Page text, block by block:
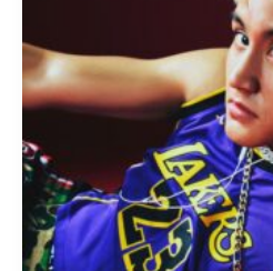
เต็ม
“BABY
BAMBI”ตาม
เรียก
ร้อง
จาก
แฟน
ซี